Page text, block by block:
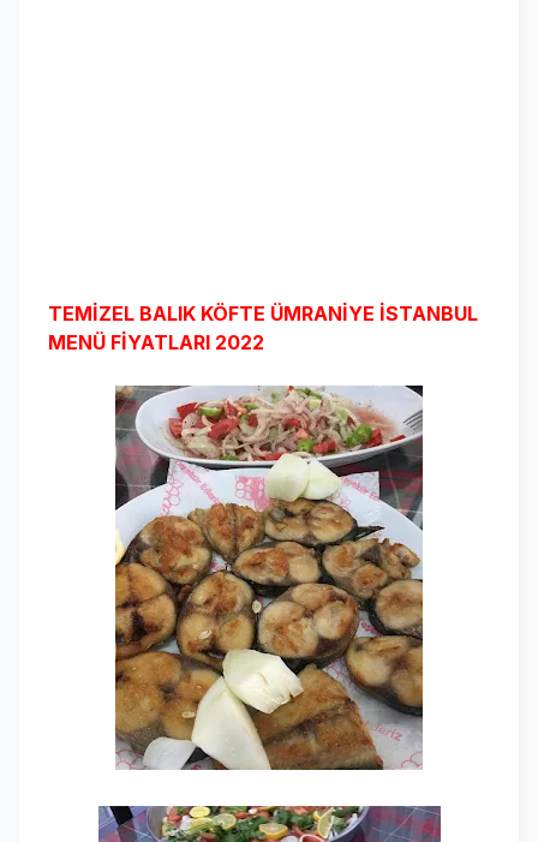
TEMİZEL BALIK KÖFTE ÜMRANİYE İSTANBUL
MENÜ FİYATLARI 2022